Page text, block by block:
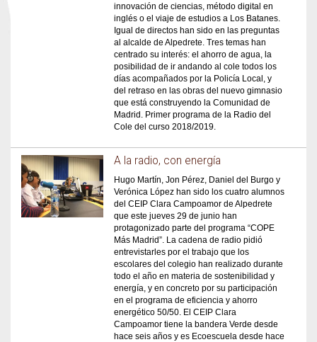
innovación de ciencias, método digital en
inglés o el viaje de estudios a Los Batanes.
Igual de directos han sido en las preguntas
al alcalde de Alpedrete. Tres temas han
centrado su interés: el ahorro de agua, la
posibilidad de ir andando al cole todos los
días acompañados por la Policía Local, y
del retraso en las obras del nuevo gimnasio
que está construyendo la Comunidad de
Madrid. Primer programa de la Radio del
Cole del curso 2018/2019.
A la radio, con energía
Hugo Martín, Jon Pérez, Daniel del Burgo y
Verónica López han sido los cuatro alumnos
del CEIP Clara Campoamor de Alpedrete
que este jueves 29 de junio han
protagonizado parte del programa “COPE
Más Madrid”. La cadena de radio pidió
entrevistarles por el trabajo que los
escolares del colegio han realizado durante
todo el año en materia de sostenibilidad y
energía, y en concreto por su participación
en el programa de eficiencia y ahorro
energético 50/50. El CEIP Clara
Campoamor tiene la bandera Verde desde
hace seis años y es Ecoescuela desde hace